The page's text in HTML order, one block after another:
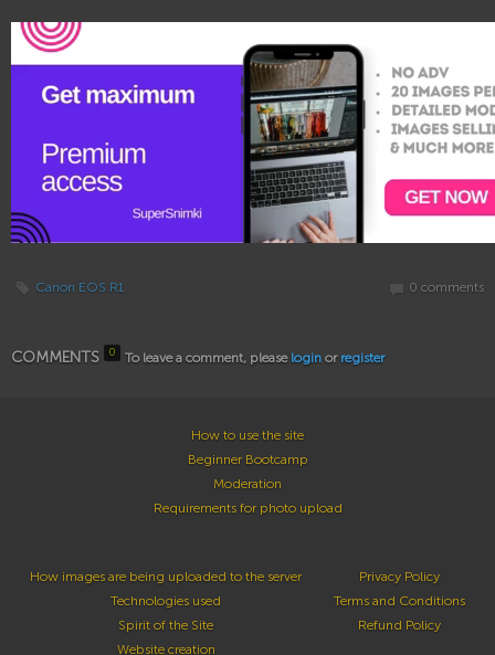
Canon EOS R1 0 comments
COMMENTS 0 To leave a comment, please login or register
How to use the site
Beginner Bootcamp
Moderation
Requirements for photo upload
How images are being uploaded to the server
Technologies used
Spirit of the Site
Website creation
Privacy Policy
Terms and Conditions
Refund Policy